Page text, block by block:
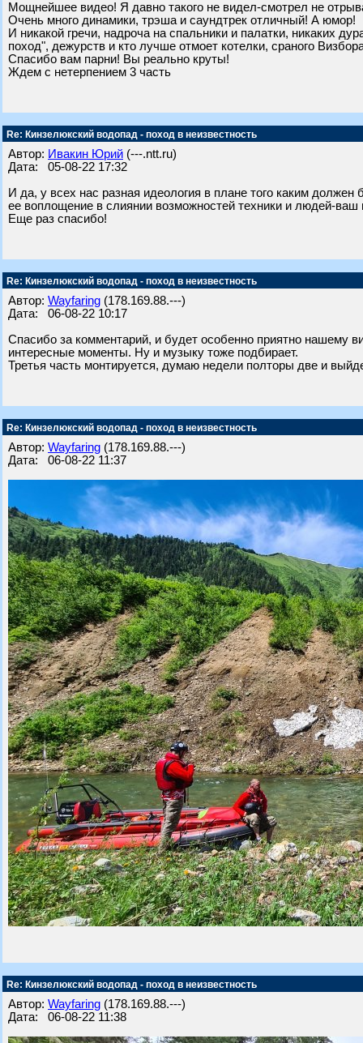
Мощнейшее видео! Я давно такого не видел-смотрел не
Очень много динамики, трэша и саундтрек отличный! А юмор!
И никакой гречи, надроча на спальники и палатки, никаких
поход", дежурств и кто лучше отмоет котелки, сраного
Спасибо вам парни! Вы реально круты!
Ждем с нетерпением 3 часть
Re: Кинзелюкский водопад - поход в неизвестность
Автор: Ивакин Юрий (---.ntt.ru)
Дата: 05-08-22 17:32
И да, у всех нас разная идеология в плане того каким
ее воплощение в слиянии возможностей техники и людей-
Еще раз спасибо!
Re: Кинзелюкский водопад - поход в неизвестность
Автор: Wayfaring (178.169.88.---)
Дата: 06-08-22 10:17
Спасибо за комментарий, и будет особенно приятно нашему
интересные моменты. Ну и музыку тоже подбирает.
Третья часть монтируется, думаю недели полторы две и
Re: Кинзелюкский водопад - поход в неизвестность
Автор: Wayfaring (178.169.88.---)
Дата: 06-08-22 11:37
Re: Кинзелюкский водопад - поход в неизвестность
Автор: Wayfaring (178.169.88.---)
Дата: 06-08-22 11:38